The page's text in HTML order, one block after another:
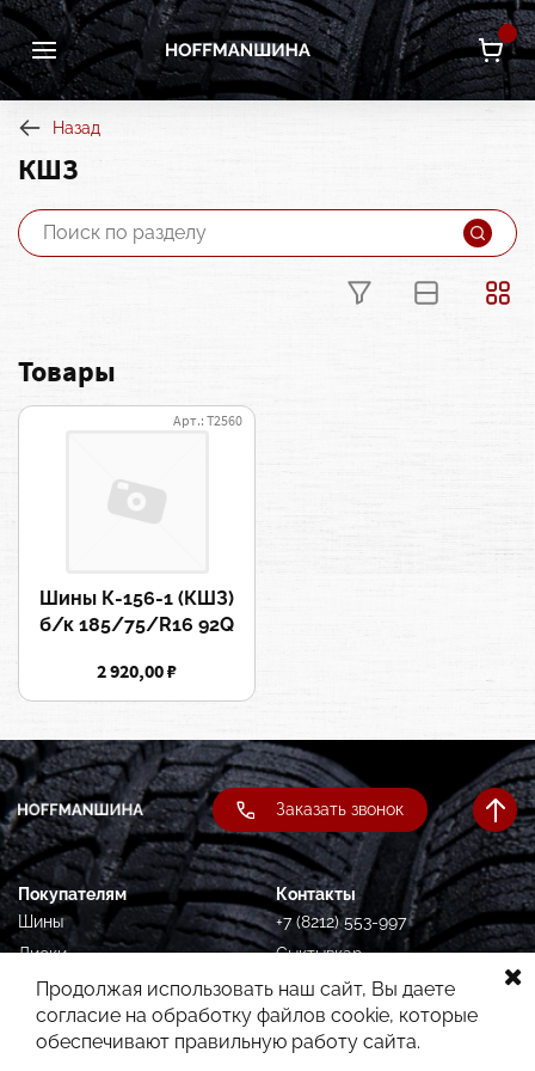
Назад
КШЗ
Товары
Шины К-156-1 (КШЗ)
б/к 185/75/R16 92Q
Арт.: Т2560
2 920,00 ₽
Покупателям
Шины
Диски
Подбор по авто
Услуги
Гарантия
Контакты
+7 (8212) 553-997
Сыктывкар,
Орджоникидзе, 87
Заказать звонок
Продолжая использовать наш сайт, Вы даете
согласие на обработку файлов cookie, которые
обеспечивают правильную работу сайта.